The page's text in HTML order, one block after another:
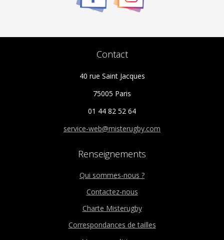
Contact
40 rue Saint Jacques
75005 Paris
01 44 82 52 64
service-web@misterugby.com
Renseignements
Qui sommes-nous ?
Contactez-nous
Charte Misterugby
Correspondances de tailles